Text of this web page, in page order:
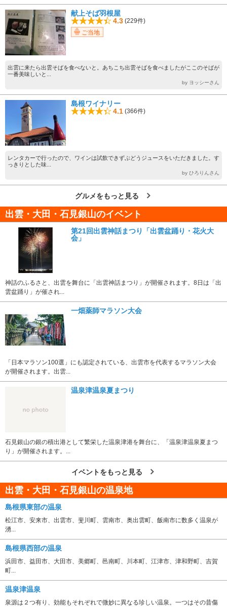
献上そば羽根屋
4.3 (229件)
ご当地
出雲に来たら出雲そばを食べないと。あちこち出雲そばを食べましたがここのそばが
一番美味しいと...
by ヨッシーさん
島根ワイナリー
4.1 (366件)
レンタカーで行ったので、ワインは試飲できずぶどうジュースをいただきました。す
っきりとした味...
by ひろりんさん
グルメをもっと見る
出雲・大田・石見銀山のイベント
第21回出雲神話まつり「出雲盆踊り・花火大
会」
神話のふるさと、出雲を舞台に「出雲神話まつり」が開催されます。8日は「出
雲盆踊り」が催され...
一畑薬師マラソン大会
「日本マラソン100選」にも認定されている、出雲市を代表するマラソン大会
が開催されます。出雲...
温泉津温泉夏まつり
石見銀山の銀の積出港として繁栄した温泉津港を舞台に、「温泉津温泉夏まつ
り」が開催されます。...
イベントをもっと見る
出雲・大田・石見銀山の温泉地
島根県東部の温泉
松江市、安来市、出雲市、斐川町、雲南市、奥出雲町、飯南市に数多く温泉が
湧...
島根県西部の温泉
浜田市、益田市、大田市、美郷町、邑南町、川本町、江津市、津和野町、吉賀
町...
温泉津温泉
泉源は２つ有り、効能もそれぞれで微妙に異なる珍しい温泉。一つはその昔傷